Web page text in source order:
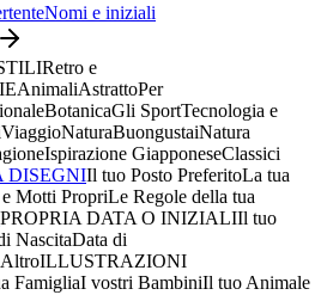
Nomi e iniziali
Retro e
AnimaliAstrattoPer
BotanicaGli SportTecnologia e
ViaggioNaturaBuongustaiNatura
Ispirazione GiapponeseClassici
DISEGNIIl tuo Posto PreferitoLa tua
Motti PropriLe Regole della tua
PROPRIA DATA O INIZIALIIl tuo
NascitaData di
ILLUSTRAZIONI
FamigliaI vostri BambiniIl tuo Animale